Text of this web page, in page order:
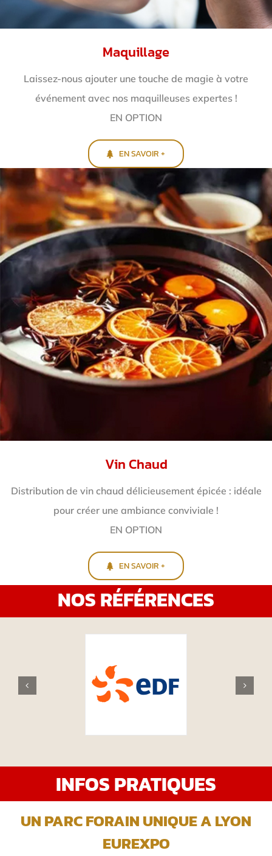
Maquillage
Laissez-nous ajouter une touche de magie à votre
événement avec nos maquilleuses expertes !
EN OPTION
EN SAVOIR +
Vin Chaud
Distribution de vin chaud délicieusement épicée : idéale
pour créer une ambiance conviviale !
EN OPTION
EN SAVOIR +
NOS RÉFÉRENCES
INFOS PRATIQUES
UN PARC FORAIN UNIQUE A LYON
EUREXPO